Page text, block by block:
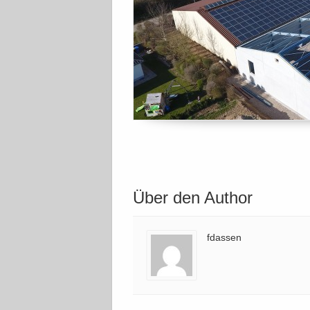
Über den Author
fdassen